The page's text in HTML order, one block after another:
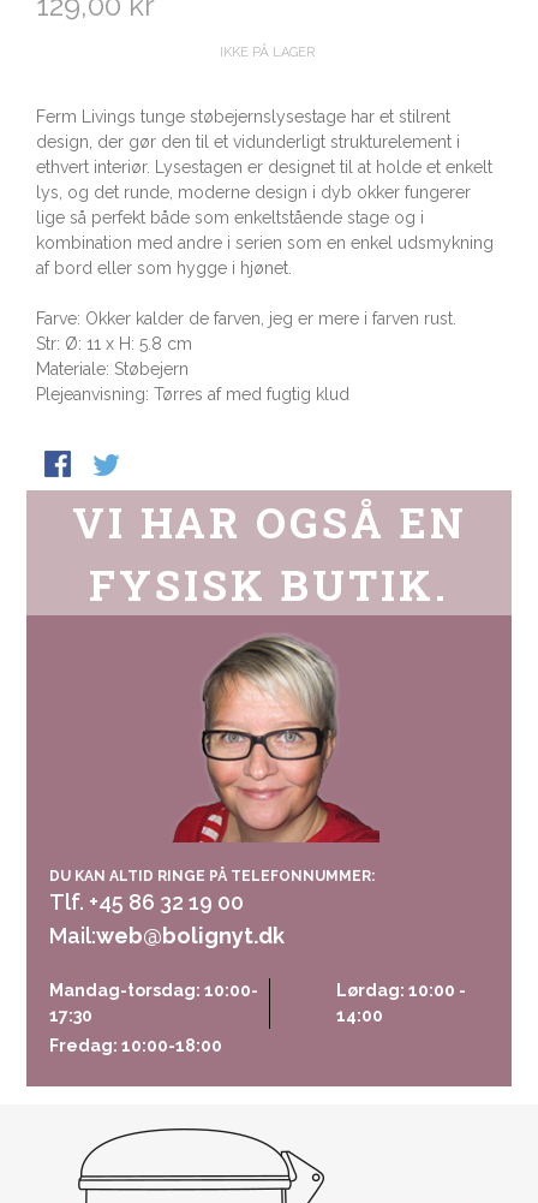
IKKE PÅ LAGER
Ferm Livings tunge støbejernslysestage har et stilrent
design, der gør den til et vidunderligt strukturelement i
ethvert interiør. Lysestagen er designet til at holde et enkelt
lys, og det runde, moderne design i dyb okker fungerer
lige så perfekt både som enkeltstående stage og i
kombination med andre i serien som en enkel udsmykning
af bord eller som hygge i hjønet.
Farve: Okker kalder de farven, jeg er mere i farven rust.
Str: Ø: 11 x H: 5.8 cm
Materiale: Støbejern
Plejeanvisning: Tørres af med fugtig klud
VI HAR OGSÅ EN
FYSISK BUTIK.
DU KAN ALTID RINGE PÅ TELEFONNUMMER:
Tlf. +45 86 32 19 00
Mail:web@bolignyt.dk
Mandag-torsdag: 10:00-
17:30
Fredag: 10:00-18:00
Lørdag: 10:00 -
14:00